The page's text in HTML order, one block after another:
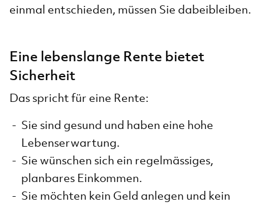
einmal entschieden, müssen Sie dabeibleiben.
Eine lebenslange Rente bietet
Sicherheit
Das spricht für eine Rente:
Sie sind gesund und haben eine hohe
Lebenserwartung.
Sie wünschen sich ein regelmässiges,
planbares Einkommen.
Sie möchten kein Geld anlegen und kein